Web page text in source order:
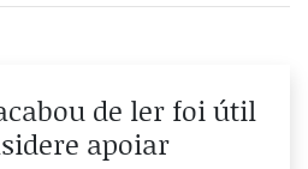
de ler foi útil
apoiar